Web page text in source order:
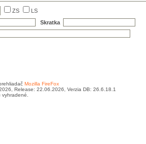
ZS
LS
Skratka
Mozilla FireFox
Release: 22.06.2026, Verzia DB: 26.6.18.1
vyhradené.